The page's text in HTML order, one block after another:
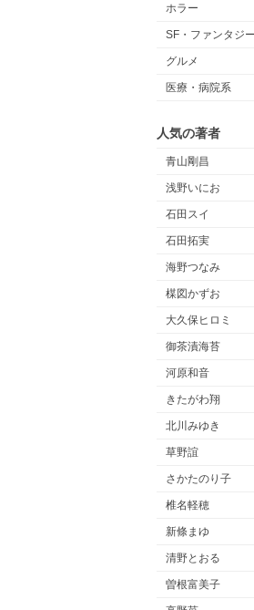
ホラー
SF・ファンタジー
グルメ
医療・病院系
人気の著者
青山剛昌
浅野いにお
石田スイ
石田拓実
海野つなみ
楳図かずお
大久保ヒロミ
御茶漬海苔
河原和音
きたがわ翔
北川みゆき
草野誼
さかたのり子
椎名軽穂
新條まゆ
清野とおる
曽根富美子